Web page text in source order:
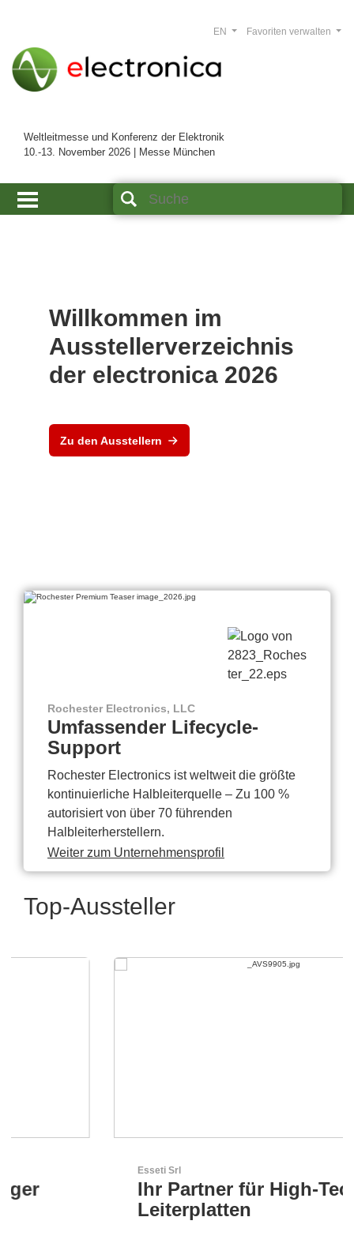
Weltleitmesse und Konferenz der Elektronik
10.-13. November 2026 | Messe München
Favoriten verwalten
EN
Willkommen im
Ausstellerverzeichnis
der electronica 2026
Zu den Ausstellern
Rochester Electronics, LLC
Umfassender Lifecycle-
Support
Rochester Electronics ist weltweit die größte
kontinuierliche Halbleiterquelle – Zu 100 %
autorisiert von über 70 führenden
Halbleiterherstellern.
Weiter zum Unternehmensprofil
Top-Aussteller
Ihr Partner für High-Tech-
Leiterplatten